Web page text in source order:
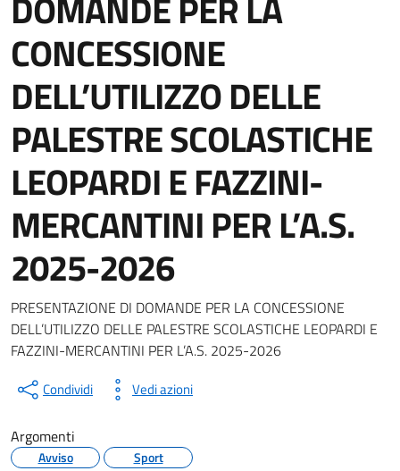
CONCESSIONE
DELL’UTILIZZO DELLE
PALESTRE SCOLASTICHE
LEOPARDI E FAZZINI-
MERCANTINI PER L’A.S.
2025-2026
Dettagli del documento
PRESENTAZIONE DI DOMANDE PER LA CONCESSIONE
DELL’UTILIZZO DELLE PALESTRE SCOLASTICHE LEOPARDI E
FAZZINI-MERCANTINI PER L’A.S. 2025-2026
Condividi Vedi azioni
Argomenti
Avviso Sport